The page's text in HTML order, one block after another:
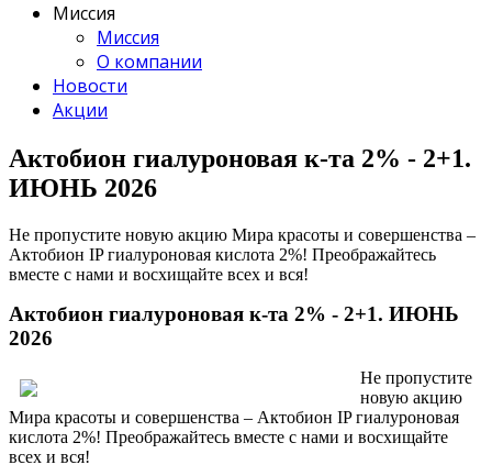
Миссия
Миссия
О компании
Новости
Акции
Актобион гиалуроновая к-та 2% - 2+1.
ИЮНЬ 2026
Не пропустите новую акцию Мира красоты и совершенства –
Актобион IP гиалуроновая кислота 2%! Преображайтесь
вместе с нами и восхищайте всех и вся!
Актобион гиалуроновая к-та 2% - 2+1. ИЮНЬ
2026
Не пропустите
новую акцию
Мира красоты и совершенства – Актобион IP гиалуроновая
кислота 2%! Преображайтесь вместе с нами и восхищайте
всех и вся!